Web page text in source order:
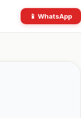
📱 WhatsApp